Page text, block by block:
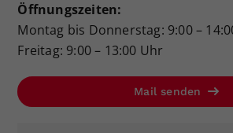
Öffnungszeiten:
Montag bis Donnerstag: 9:00 –
Freitag: 9:00 – 13:00 Uhr
Mail senden